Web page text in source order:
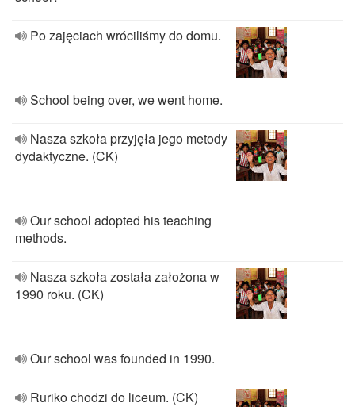
Po zajęciach wróciliśmy do domu.
School being over, we went home.
Nasza szkoła przyjęła jego metody
dydaktyczne. (CK)
Our school adopted his teaching
methods.
Nasza szkoła została założona w
1990 roku. (CK)
Our school was founded in 1990.
Ruriko chodzi do liceum. (CK)